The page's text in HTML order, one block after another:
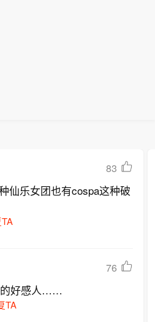
83
仙乐女团也有cospa这种破
76
的好感人……
TA